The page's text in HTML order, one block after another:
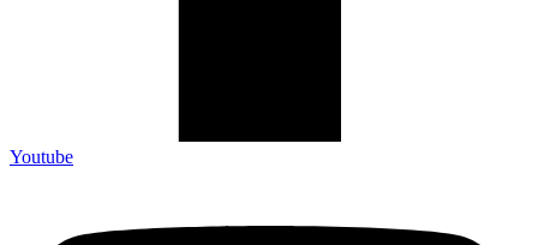
Youtube